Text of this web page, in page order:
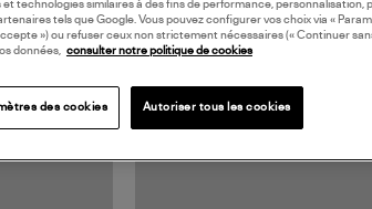
MADE IN EUROPE
technologies similaires à des fins de performance, personnalisation,
tels que Google. Vous pouvez configurer vos choix via «
») ou refuser ceux non strictement nécessaires (« Continuer
données, consulter notre politique de cookies
des cookies Autoriser tous les cookies